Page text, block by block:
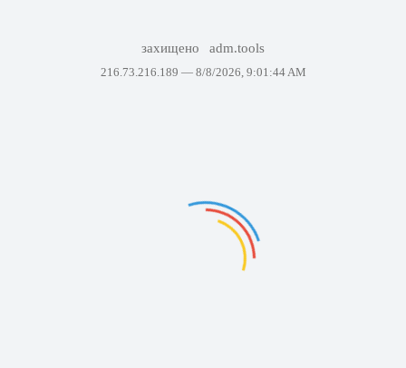
захищено adm.tools
216.73.216.189 — 8/8/2026, 9:01:44 AM